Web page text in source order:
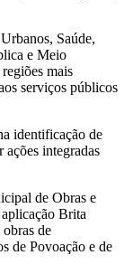
Saúde,
e Meio
mais
serviços públicos
identificação de
ações integradas
de Obras e
Brita
de
de Povoação e de